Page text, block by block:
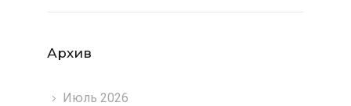
Архив
Июль 2026